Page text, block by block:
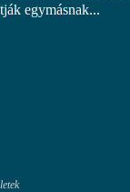
egymásnak...